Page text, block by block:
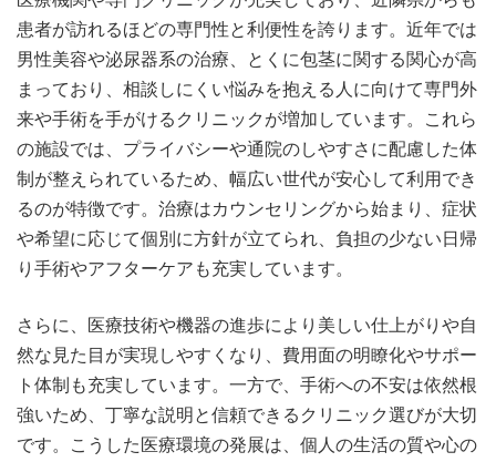
患者が訪れるほどの専門性と利便性を誇ります。近年では
男性美容や泌尿器系の治療、とくに包茎に関する関心が高
まっており、相談しにくい悩みを抱える人に向けて専門外
来や手術を手がけるクリニックが増加しています。これら
の施設では、プライバシーや通院のしやすさに配慮した体
制が整えられているため、幅広い世代が安心して利用でき
るのが特徴です。治療はカウンセリングから始まり、症状
や希望に応じて個別に方針が立てられ、負担の少ない日帰
り手術やアフターケアも充実しています。
さらに、医療技術や機器の進歩により美しい仕上がりや自
然な見た目が実現しやすくなり、費用面の明瞭化やサポー
ト体制も充実しています。一方で、手術への不安は依然根
強いため、丁寧な説明と信頼できるクリニック選びが大切
です。こうした医療環境の発展は、個人の生活の質や心の